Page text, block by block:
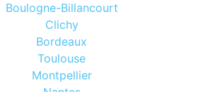
Boulogne-Billancourt
Clichy
Bordeaux
Toulouse
Montpellier